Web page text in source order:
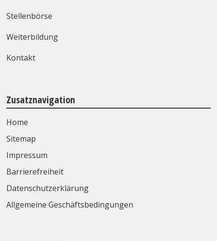
Stellenbörse
Weiterbildung
Kontakt
Zusatznavigation
Home
Sitemap
Impressum
Barrierefreiheit
Datenschutzerklärung
Allgemeine Geschäftsbedingungen